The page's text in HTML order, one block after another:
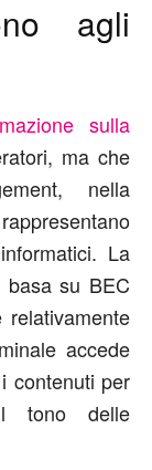
agli
sulla
ma che
nella
La
su BEC
accede
contenuti per
tono delle